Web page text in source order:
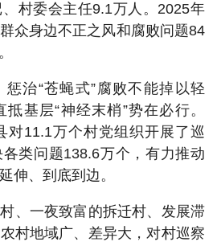
村委会主任9.1万人。2025年
众身边不正之风和腐败问题84
治“苍蝇式”腐败不能掉以轻
基层“神经末梢”势在必行。
对11.1万个村党组织开展了巡
类问题138.6万个，有力推动
伸、到底到边。
、一夜致富的拆迁村、发展滞
村地域广、差异大，对村巡察